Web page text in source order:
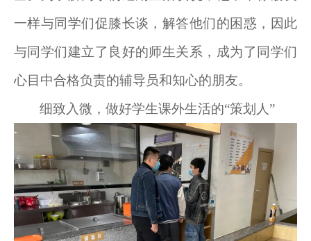
一样与同学们促膝长谈，解答他们的困惑，因此
与同学们建立了良好的师生关系，成为了同学们
心目中合格负责的辅导员和知心的朋友。
细致入微，做好学生课外生活的“策划人”